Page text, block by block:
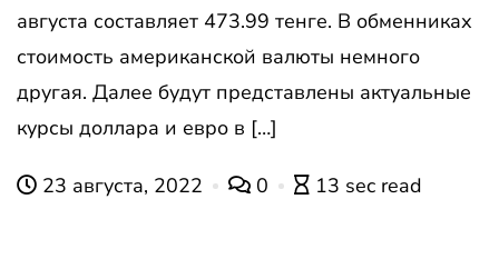
августа составляет 473.99 тенге. В обменниках
стоимость американской валюты немного
другая. Далее будут представлены актуальные
курсы доллара и евро в […]
23 августа, 2022 0 13 sec read